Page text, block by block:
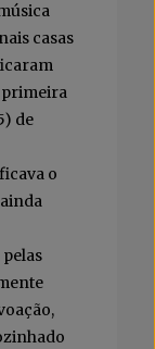
casas
primeira
de
o